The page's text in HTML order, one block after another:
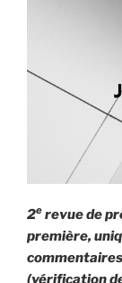
2e revue de
première,
commentaires
(vérification